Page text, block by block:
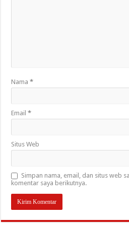
Nama*
Email*
Situs Web
Simpan nama, email, dan situs web
komentar saya berikutnya.